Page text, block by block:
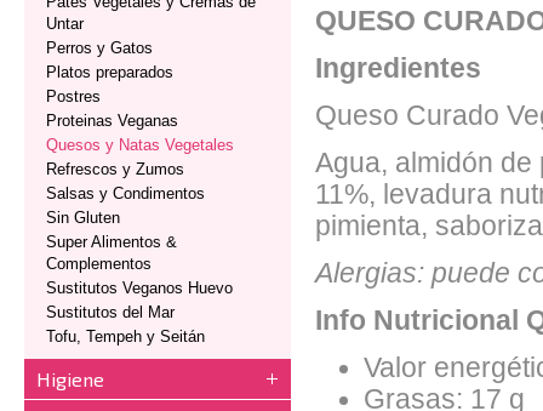
Untar
Perros y Gatos
Platos preparados
Postres
Proteinas Veganas
Quesos y Natas Vegetales
Refrescos y Zumos
Salsas y Condimentos
Sin Gluten
Super Alimentos &
Complementos
Sustitutos Veganos Huevo
Sustitutos del Mar
Tofu, Tempeh y Seitán
Higiene
QUESO
Ingredientes
Queso Curado
Agua, almidón
11%, levadura
pimienta,
Alergias: puede
Info Nutricional
Valor
Grasas: 17 g